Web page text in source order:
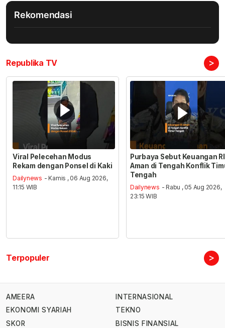
Rekomendasi
Republika TV >
Viral Pelecehan Modus
Rekam dengan Ponsel di Kaki
Dailynews - Kamis , 06 Aug 2026,
11:15 WIB
Purbaya Sebut Keuangan RI
Aman di Tengah Konflik
Tengah
Dailynews - Rabu , 05 Aug 2026,
23:15 WIB
Terpopuler >
AMEERA
EKONOMI SYARIAH
SKOR
INTERNASIONAL
TEKNO
BISNIS FINANSIAL